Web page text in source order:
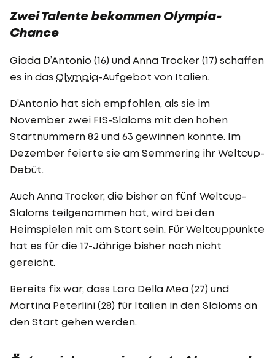
Zwei Talente bekommen Olympia-
Chance
Giada D’Antonio (16) und Anna Trocker (17) schaffen
es in das Olympia-Aufgebot von Italien.
D’Antonio hat sich empfohlen, als sie im
November zwei FIS-Slaloms mit den hohen
Startnummern 82 und 63 gewinnen konnte. Im
Dezember feierte sie am Semmering ihr Weltcup-
Debüt.
Auch Anna Trocker, die bisher an fünf Weltcup-
Slaloms teilgenommen hat, wird bei den
Heimspielen mit am Start sein. Für Weltcuppunkte
hat es für die 17-Jährige bisher noch nicht
gereicht.
Bereits fix war, dass Lara Della Mea (27) und
Martina Peterlini (28) für Italien in den Slaloms an
den Start gehen werden.